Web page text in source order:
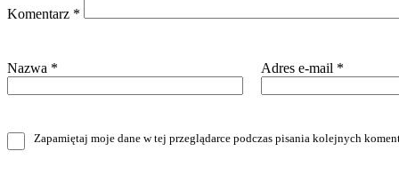
Komentarz *
Nazwa * Adres e-mail *
Zapamiętaj moje dane w tej przeglądarce podczas pisania kolejnych